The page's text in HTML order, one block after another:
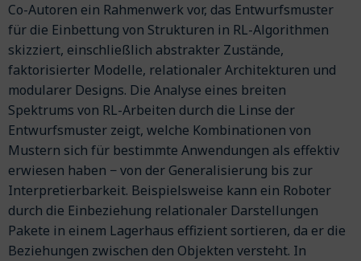
Co-Autoren ein Rahmenwerk vor, das Entwurfsmuster
für die Einbettung von Strukturen in RL-Algorithmen
skizziert, einschließlich abstrakter Zustände,
faktorisierter Modelle, relationaler Architekturen und
modularer Designs. Die Analyse eines breiten
Spektrums von RL-Arbeiten durch die Linse der
Entwurfsmuster zeigt, welche Kombinationen von
Mustern sich für bestimmte Anwendungen als effektiv
erwiesen haben − von der Generalisierung bis zur
Interpretierbarkeit. Beispielsweise kann ein Roboter
durch die Einbeziehung relationaler Darstellungen
Pakete in einem Lagerhaus effizient sortieren, da er die
Beziehungen zwischen den Objekten versteht. In